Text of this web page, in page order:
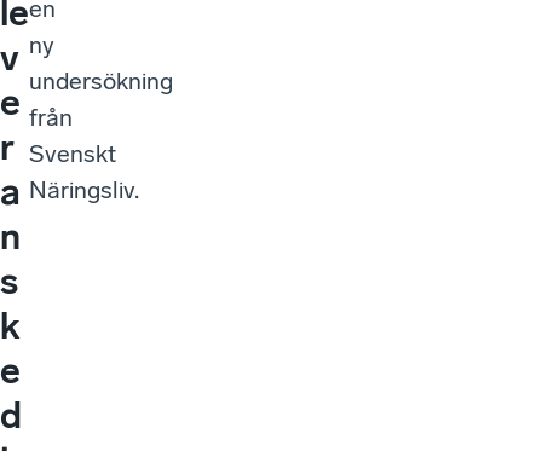
le
v
e
r
a
n
s
k
e
d
en
ny
undersökning
från
Svenskt
Näringsliv.